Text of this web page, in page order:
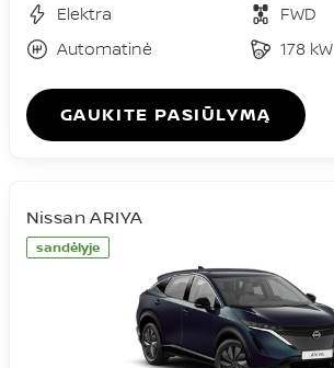
Elektra
FWD
Automatinė
178 kW
GAUKITE PASIŪLYMĄ
sandėlyje
Nissan ARIYA